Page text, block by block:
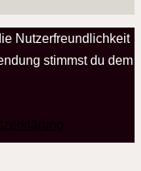
Nutzerfreundlichkeit
stimmst du dem